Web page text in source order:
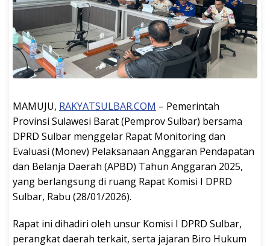
MAMUJU, RAKYATSULBAR.COM – Pemerintah
Provinsi Sulawesi Barat (Pemprov Sulbar) bersama
DPRD Sulbar menggelar Rapat Monitoring dan
Evaluasi (Monev) Pelaksanaan Anggaran Pendapatan
dan Belanja Daerah (APBD) Tahun Anggaran 2025,
yang berlangsung di ruang Rapat Komisi I DPRD
Sulbar, Rabu (28/01/2026).
Rapat ini dihadiri oleh unsur Komisi I DPRD Sulbar,
perangkat daerah terkait, serta jajaran Biro Hukum